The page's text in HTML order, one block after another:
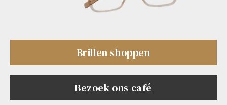
Brillen shoppen
Bezoek ons café